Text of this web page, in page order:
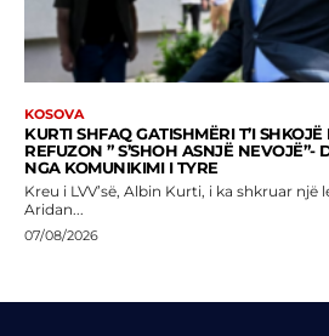
KOSOVA
KURTI SHFAQ GATISHMËRI T’I
REFUZON ” S’SHOH ASNJË NEVOJË”-
NGA KOMUNIKIMI I TYRE
Kreu i LVV’së, Albin Kurti, i ka shkruar
Aridan...
07/08/2026